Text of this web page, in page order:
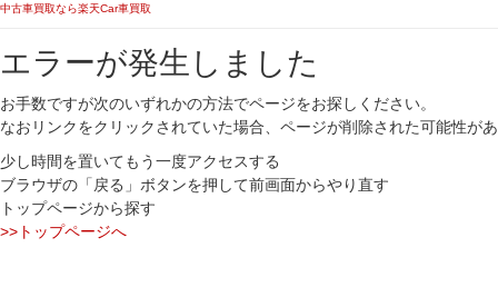
中古車買取なら楽天Car車買取
エラーが発生しました
お手数ですが次のいずれかの方法でページをお探しください。
なおリンクをクリックされていた場合、ページが削除された可能性が
少し時間を置いてもう一度アクセスする
ブラウザの「戻る」ボタンを押して前画面からやり直す
トップページから探す
>>トップページへ